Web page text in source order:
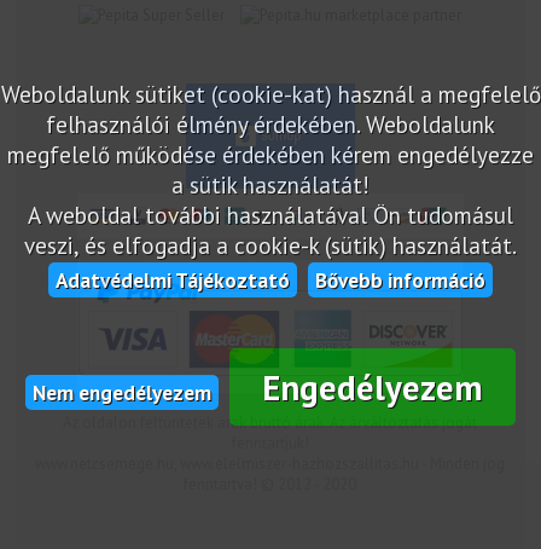
Weboldalunk sütiket (cookie-kat) használ a megfelelő
felhasználói élmény érdekében. Weboldalunk
megfelelő működése érdekében kérem engedélyezze
a sütik használatát!
A weboldal további használatával Ön tudomásul
veszi, és elfogadja a cookie-k (sütik) használatát.
Adatvédelmi Tájékoztató Bővebb információ
Nem engedélyezem Engedélyezem
Az oldalon feltüntetek árak bruttó árak. Az árváltoztatás jogát